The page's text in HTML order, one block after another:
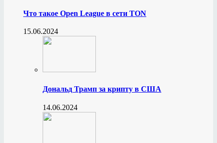
Что такое Open League в сети TON
15.06.2024
Дональд Трамп за крипту в США
14.06.2024